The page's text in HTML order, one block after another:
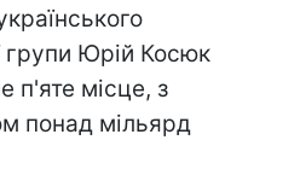
групи Юрій Косюк
п'яте місце, з
понад мільярд